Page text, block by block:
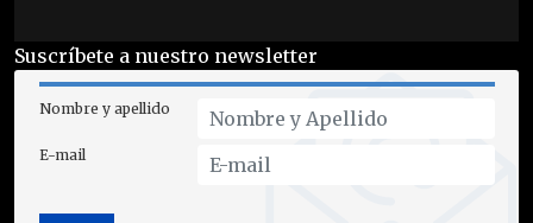
Suscríbete a nuestro newsletter
Nombre y apellido
E-mail